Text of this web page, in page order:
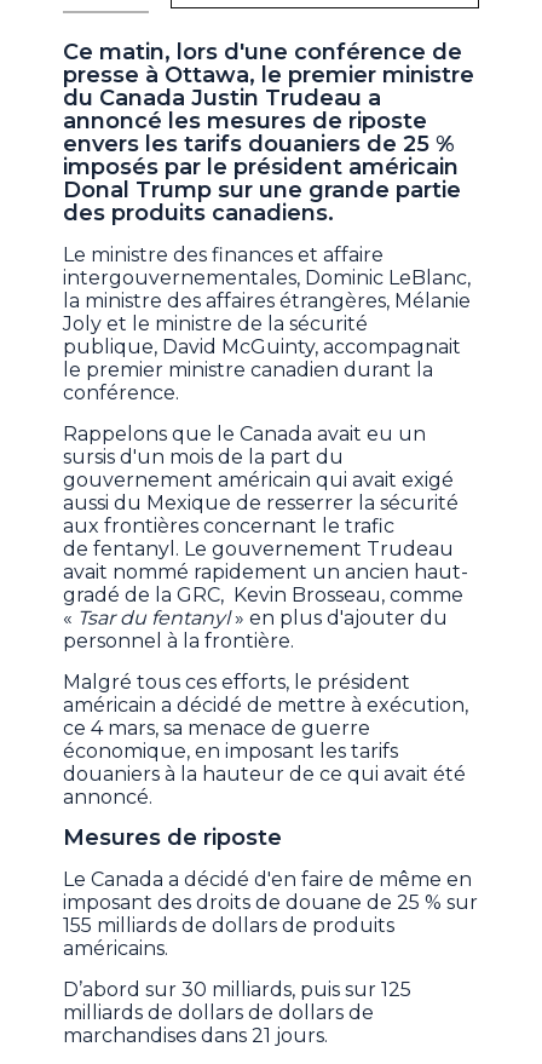
Ce matin, lors d'une conférence de
presse à Ottawa, le premier ministre
du Canada Justin Trudeau a
annoncé les mesures de riposte
envers les tarifs douaniers de 25 %
imposés par le président américain
Donal Trump sur une grande partie
des produits canadiens.
Le ministre des finances et affaire
intergouvernementales, Dominic LeBlanc,
la ministre des affaires étrangères, Mélanie
Joly et le ministre de la sécurité
publique, David McGuinty, accompagnait
le premier ministre canadien durant la
conférence.
Rappelons que le Canada avait eu un
sursis d'un mois de la part du
gouvernement américain qui avait exigé
aussi du Mexique de resserrer la sécurité
aux frontières concernant le trafic
de fentanyl. Le gouvernement Trudeau
avait nommé rapidement un ancien haut-
gradé de la GRC, Kevin Brosseau, comme
« Tsar du fentanyl» en plus d'ajouter du
personnel à la frontière.
Malgré tous ces efforts, le président
américain a décidé de mettre à exécution,
ce 4 mars, sa menace de guerre
économique, en imposant les tarifs
douaniers à la hauteur de ce qui avait été
annoncé.
Mesures de riposte
Le Canada a décidé d'en faire de même en
imposant des droits de douane de 25 % sur
155 milliards de dollars de produits
américains.
D’abord sur 30 milliards, puis sur 125
milliards de dollars de dollars de
marchandises dans 21 jours.